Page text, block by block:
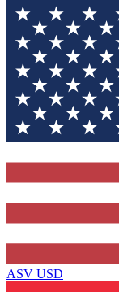
ASV USD